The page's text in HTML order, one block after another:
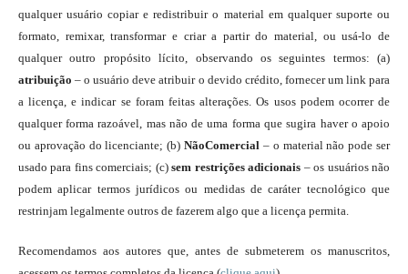
qualquer usuário copiar e redistribuir o material em qualquer suporte ou
formato, remixar, transformar e criar a partir do material, ou usá-lo de
qualquer outro propósito lícito, observando os seguintes termos: (a)
atribuição – o usuário deve atribuir o devido crédito, fornecer um link para
a licença, e indicar se foram feitas alterações. Os usos podem ocorrer de
qualquer forma razoável, mas não de uma forma que sugira haver o apoio
ou aprovação do licenciante; (b)NãoComercial – o material não pode ser
usado para fins comerciais; (c)sem restrições adicionais – os usuários não
podem aplicar termos jurídicos ou medidas de caráter tecnológico que
restrinjam legalmente outros de fazerem algo que a licença permita.
Recomendamos aos autores que, antes de submeterem os manuscritos,